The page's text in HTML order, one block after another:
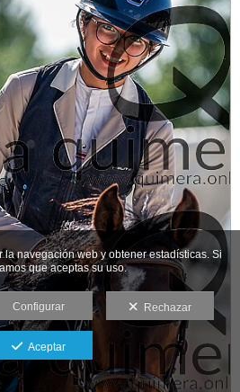
navegación web y obtener estadísticas. Si
que aceptas su uso.
Configurar Rechazar
Aceptar